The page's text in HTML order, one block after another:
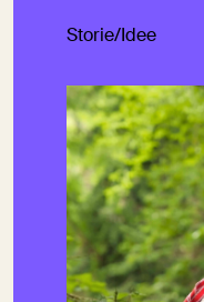
Storie/Idee